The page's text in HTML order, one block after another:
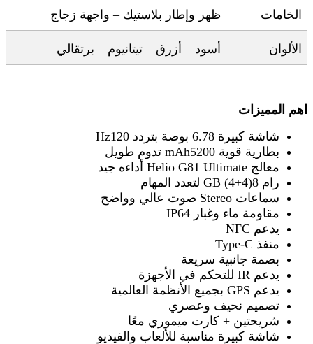
الخامات ظهر وإطار بلاستيك – واجهة زجاج
الألوان أسود – أزرق – تيتانيوم – برتقالي
اهم المميزات
شاشة كبيرة 6.78 بوصة بتردد 120
Hz
بطارية قوية 5200
mAh تدوم طويل
معالج
أداءه جيد
رام 8
GB (4+4) لتعدد المهام
سماعات
صوت عالي وواضح
مقاومة ماء وغبار
يدعم
منفذ
بصمة جانبية سريعة
يدعم
للتحكم في الأجهزة
يدعم
بجميع الأنظمة العالمية
تصميم نحيف وعصري
شريحتين + كارت ميموري معًا
شاشة كبيرة مناسبة للألعاب والفيديو